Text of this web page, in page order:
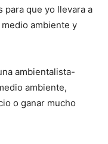
que yo llevara a
ambiente y
ambientalista-
ambiente,
o ganar mucho